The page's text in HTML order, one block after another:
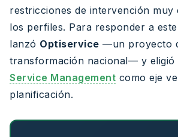
restricciones de intervención muy
los perfiles. Para responder a
lanzó Optiservice —un proyecto
transformación nacional— y eligió
Service Management como eje
planificación.